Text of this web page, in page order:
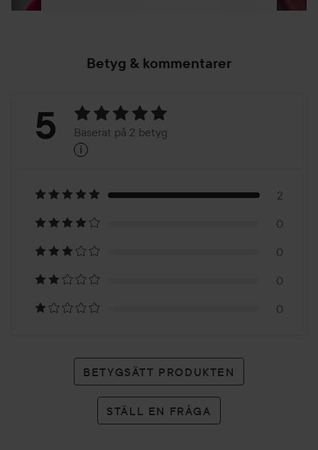
Betyg & kommentarer
Betyg:
Baserat
på
2
betyg
5 Baserat på 2 betyg
i
2
0
0
0
0
BETYGSÄTT PRODUKTEN
STÄLL EN FRÅGA